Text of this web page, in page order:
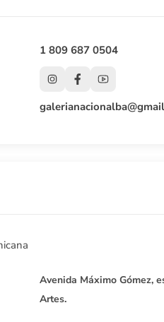
1 809 687 0504
Avenida Máximo Gómez,
Artes.